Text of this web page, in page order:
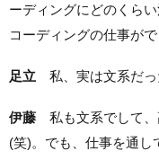
ーディングにどのくら
コーディングの仕事がで
足立 私、実は文系だっ
伊藤 私も文系でして
(笑)。でも、仕事を通し